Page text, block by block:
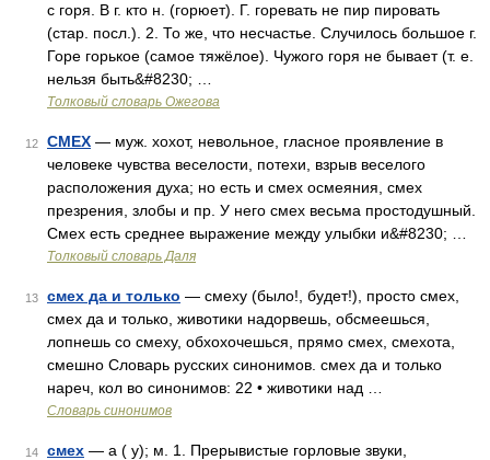
с горя. В г. кто н. (горюет). Г. горевать не пир пировать
(стар. посл.). 2. То же, что несчастье. Случилось большое г.
Горе горькое (самое тяжёлое). Чужого горя не бывает (т. е.
нельзя быть&#8230; …
Толковый словарь Ожегова
12 СМЕХ — муж. хохот, невольное, гласное проявление в
человеке чувства веселости, потехи, взрыв веселого
расположения духа; но есть и смех осмеяния, смех
презрения, злобы и пр. У него смех весьма простодушный.
Смех есть среднее выражение между улыбки и&#8230; …
Толковый словарь Даля
13 смех да и только — смеху (было!, будет!), просто смех,
смех да и только, животики надорвешь, обсмеешься,
лопнешь со смеху, обхохочешься, прямо смех, смехота,
смешно Словарь русских синонимов. смех да и только
нареч, кол во синонимов: 22 • животики над …
Словарь синонимов
14 смех — а ( у); м. 1. Прерывистые горловые звуки,